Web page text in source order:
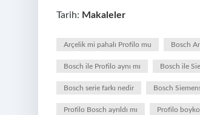
Tarih: Makaleler
Arçelik mi pahalı Profilo mu Bosch
Bosch ile Profilo aynı mı Bosch ile
Bosch serie farkı nedir Bosch
Profilo Bosch ayrıldı mı Profilo